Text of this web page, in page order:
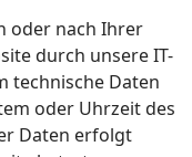
oder nach Ihrer
durch unsere IT-
technische Daten
oder Uhrzeit des
Daten erfolgt